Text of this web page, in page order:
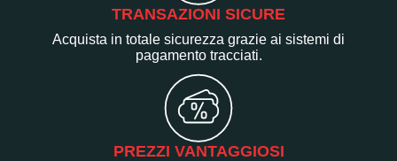
TRANSAZIONI SICURE
Acquista in totale sicurezza grazie ai sistemi di
pagamento tracciati.
PREZZI VANTAGGIOSI